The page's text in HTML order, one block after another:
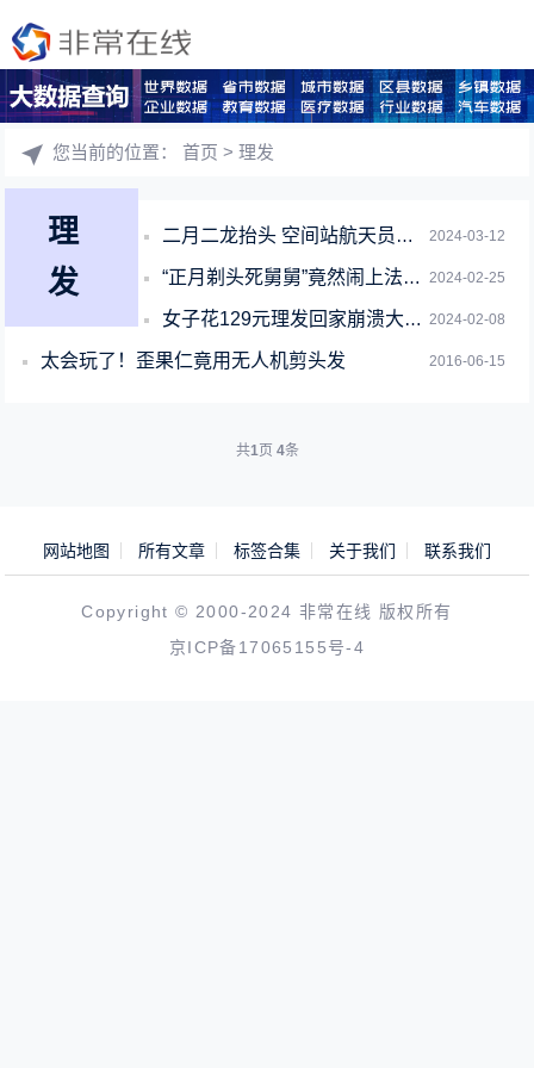
您当前的位置：首页 > 理发
理
发
2024-03-12
二月二龙抬头 空间站航天员也能“太空理发”了：用上特制神器
2024-02-25
“正月剃头死舅舅”竟然闹上法庭！这种说法到底从何而来
2024-02-08
女子花129元理发回家崩溃大哭 网友同情：Tony老师不靠谱
2016-06-15
太会玩了！歪果仁竟用无人机剪头发
共1页 4条
网站地图 所有文章 标签合集 关于我们 联系我们
Copyright © 2000-2024 非常在线 版权所有
京ICP备17065155号-4